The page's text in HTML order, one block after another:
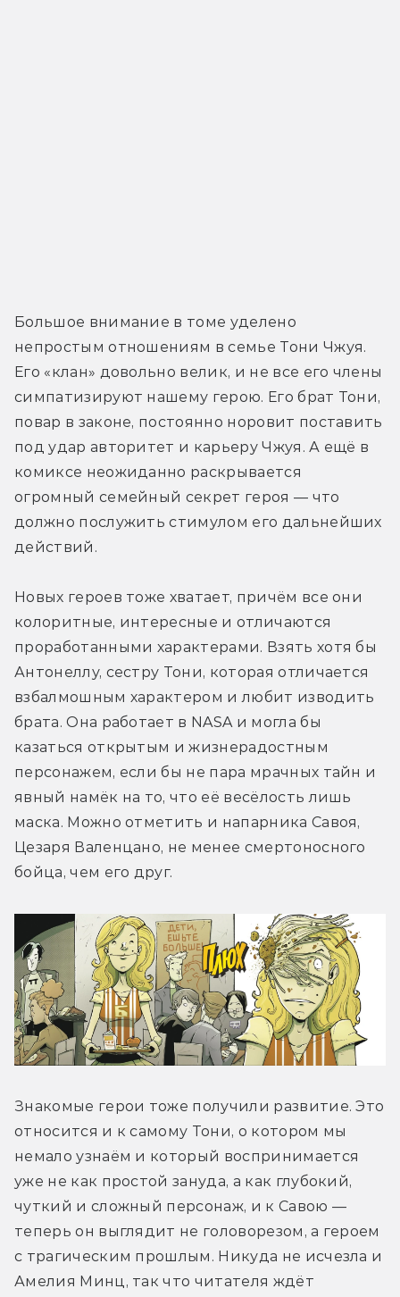
Большое внимание в томе уделено
непростым отношениям в семье Тони Чжуя.
Его «клан» довольно велик, и не все его члены
симпатизируют нашему герою. Его брат Тони,
повар в законе, постоянно норовит поставить
под удар авторитет и карьеру Чжуя. А ещё в
комиксе неожиданно раскрывается
огромный семейный секрет героя — что
должно послужить стимулом его дальнейших
действий.
Новых героев тоже хватает, причём все они
колоритные, интересные и отличаются
проработанными характерами. Взять хотя бы
Антонеллу, сестру Тони, которая отличается
взбалмошным характером и любит изводить
брата. Она работает в NASA и могла бы
казаться открытым и жизнерадостным
персонажем, если бы не пара мрачных тайн и
явный намёк на то, что её весёлость лишь
маска. Можно отметить и напарника Савоя,
Цезаря Валенцано, не менее смертоносного
бойца, чем его друг.
Знакомые герои тоже получили развитие. Это
относится и к самому Тони, о котором мы
немало узнаём и который воспринимается
уже не как простой зануда, а как глубокий,
чуткий и сложный персонаж, и к Савою —
теперь он выглядит не головорезом, а героем
с трагическим прошлым. Никуда не исчезла и
Амелия Минц, так что читателя ждёт